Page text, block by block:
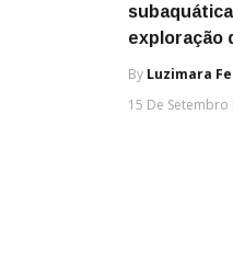
exploração
By Luzimara
15 De Setembro